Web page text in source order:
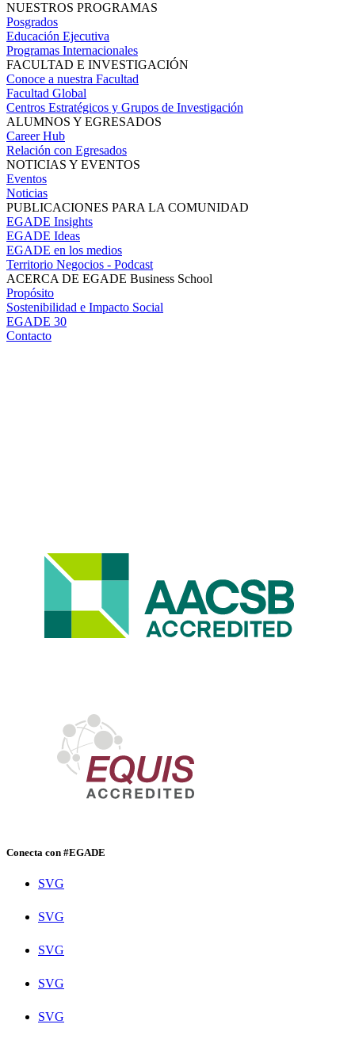
NUESTROS PROGRAMAS
Posgrados
Educación Ejecutiva
Programas Internacionales
FACULTAD E INVESTIGACIÓN
Conoce a nuestra Facultad
Facultad Global
Centros Estratégicos y Grupos de Investigación
ALUMNOS Y EGRESADOS
Career Hub
Relación con Egresados
NOTICIAS Y EVENTOS
Eventos
Noticias
PUBLICACIONES PARA LA COMUNIDAD
EGADE Insights
EGADE Ideas
EGADE en los medios
Territorio Negocios - Podcast
ACERCA DE EGADE Business School
Propósito
Sostenibilidad e Impacto Social
EGADE 30
Contacto
Conecta con #EGADE
SVG
SVG
SVG
SVG
SVG